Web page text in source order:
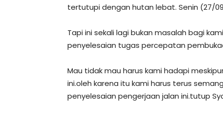
tertutupi dengan hutan lebat. Senin (27/
Tapi ini sekali lagi bukan masalah bagi
penyelesaian tugas percepatan
Mau tidak mau harus kami hadapi
ini.oleh karena itu kami harus terus
penyelesaian pengerjaan jalan ini.tutup